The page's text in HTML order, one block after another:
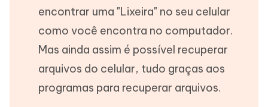
encontrar uma "Lixeira" no seu celular
como você encontra no computador.
Mas ainda assim é possível recuperar
arquivos do celular, tudo graças aos
programas para recuperar arquivos.